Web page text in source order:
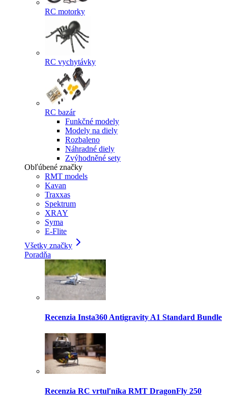
RC motorky
RC vychytávky
RC bazár
Funkčné modely
Modely na diely
Rozbaleno
Náhradné diely
Zvýhodněné sety
Obľúbené značky
RMT models
Kavan
Traxxas
Spektrum
XRAY
Syma
E-Flite
Všetky značky
Poradňa
Recenzia Insta360 Antigravity A1 Standard Bundle
Recenzia RC vrtuľníka RMT DragonFly 250